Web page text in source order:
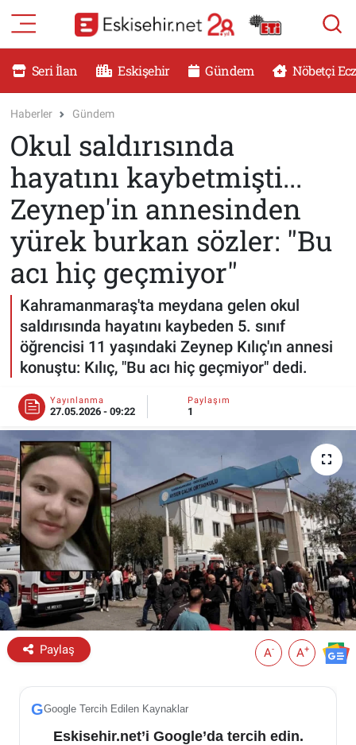
Seri İlan Eskişehir Gündem Nöbetçi
Haberler Gündem
Okul saldırısında
hayatını kaybetmişti...
Zeynep'in annesinden
yürek burkan sözler: "Bu
acı hiç geçmiyor"
Kahramanmaraş'ta meydana gelen okul
saldırısında hayatını kaybeden 5. sınıf
öğrencisi 11 yaşındaki Zeynep Kılıç'ın annesi
konuştu: Kılıç, "Bu acı hiç geçmiyor" dedi.
Yayınlanma
27.05.2026 - 09:22
Paylaşım
1
Paylaş A- A+
GGoogle Tercih Edilen Kaynaklar
Eskisehir.net’i Google’da tercih edin.
RESMİ İLANLAR
DÜNYA
SAĞLIK
MAGAZİN
KADIN
TEKNOLOJİ
YEMEK
Eskişehir Hava Durumu
Eskişehir Tramvay Saatleri
Eskişehir Otobüs Saatleri
Eskişehir Nöbetçi Eczaneler
Eskişehir Namaz Vakitleri
Eskişehir Trafik Yoğunluk Haritası
Süper Lig Puan Durumu ve Fikstür
Tüm Manşetler
Son Dakika Haberleri
Haber Arşivi